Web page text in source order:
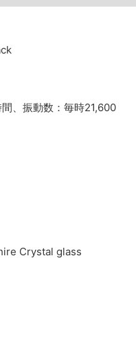
、振動数：毎時21,600
Crystal glass